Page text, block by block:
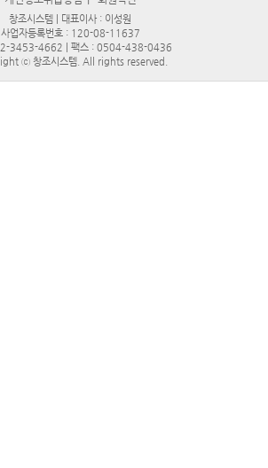
창조시스템 | 대표이사 : 이성원
사업자등록번호 : 120-08-11637
3453-4662 | 팩스 : 0504-438-0436
ⓒ 창조시스템. All rights reserved.